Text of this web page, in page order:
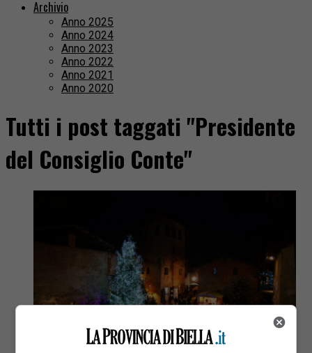
Archivio
Anno 2025
Anno 2024
Anno 2023
Anno 2022
Anno 2021
Anno 2020
Tutti i post taggati "Presidente
del Consiglio Conte"